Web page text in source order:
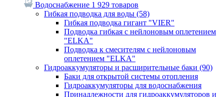
Водоснабжение 1 929 товаров
Гибкая подводка для воды (58)
Гибкая подводка гигант "VIER"
Подводка гибкая с нейлоновым оплетением
"ELKA"
Подводка к смесителям с нейлоновым
оплетением "ELKA"
Гидроаккумуляторы и расширительные баки (90)
Баки для открытой системы отопления
Гидроаккумуляторы для водоснабжения
Принадлежности для гидроаккумуляторов и